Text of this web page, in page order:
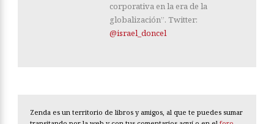
corporativa en la era de la
globalización”. Twitter:
@israel_doncel
Zenda es un territorio de libros y amigos, al que te puedes sumar